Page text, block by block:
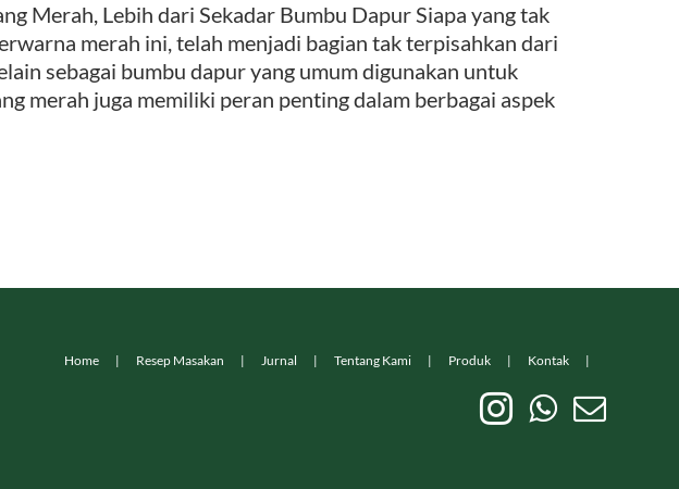
Merah, Lebih dari Sekadar Bumbu Dapur Siapa yang tak
merah ini, telah menjadi bagian tak terpisahkan dari
sebagai bumbu dapur yang umum digunakan untuk
merah juga memiliki peran penting dalam berbagai aspek
Home Resep Masakan Jurnal Tentang Kami Produk Kontak